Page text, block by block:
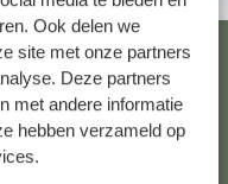
Ook delen we
site met onze partners
Deze partners
met andere informatie
hebben verzameld op